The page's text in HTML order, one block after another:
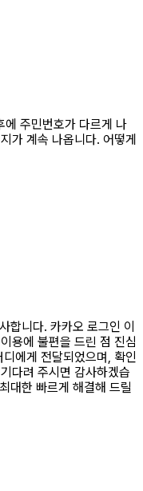
에 주민번호가 다르게 나
가 계속 나옵니다. 어떻게
합니다. 카카오 로그인 이
용에 불편을 드린 점 진심
에게 전달되었으며, 확인
다려 주시면 감사하겠습
대한 빠르게 해결해 드릴